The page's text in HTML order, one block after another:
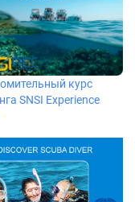
курс
SNSI Experience